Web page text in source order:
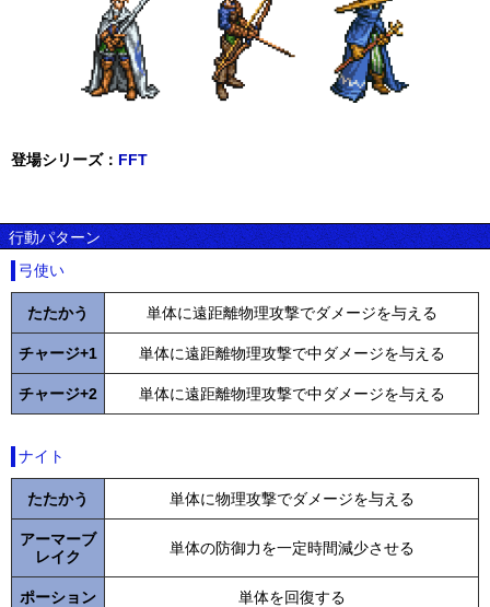
登場シリーズ： FFT
行動パターン
弓使い
たたかう 単体に遠距離物理攻撃でダメージを与える
チャージ+1 単体に遠距離物理攻撃で中ダメージを与える
チャージ+2 単体に遠距離物理攻撃で中ダメージを与える
ナイト
たたかう 単体に物理攻撃でダメージを与える
アーマーブ
レイク
単体の防御力を一定時間減少させる
ポーション 単体を回復する